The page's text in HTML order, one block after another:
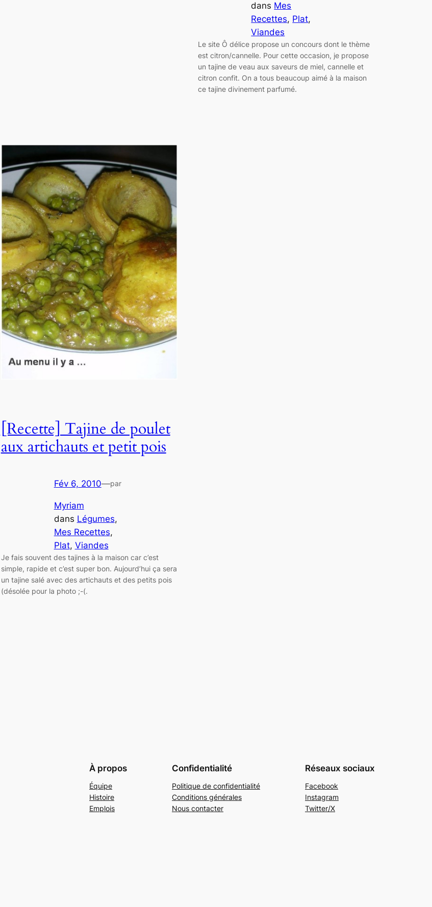
dans Mes
Recettes, Plat
Viandes
Le site Ô délice propose un concours dont le thème
est citron/cannelle. Pour cette occasion, je propose
un tajine de veau aux saveurs de miel, cannelle et
citron confit. On a tous beaucoup aimé à la maison
ce tajine divinement parfumé.
[Recette] Tajine de poulet
aux artichauts et petit pois
Fév 6, 2010—par
Myriam
dans Légumes
Mes Recettes
Plat, Viandes
Je fais souvent des tajines à la maison car c’est
simple, rapide et c’est super bon. Aujourd’hui ça sera
un tajine salé avec des artichauts et des petits pois
(désolée pour la photo ;-(.
À propos
Équipe
Histoire
Emplois
Confidentialité
Politique de confidentialité
Conditions générales
Nous contacter
Réseaux sociaux
Facebook
Instagram
Twitter/X